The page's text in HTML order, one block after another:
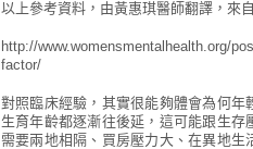
以上參考資料，由黃惠琪醫師翻譯，來
http://www.womensmentalhealth.org/
factor/
對照臨床經驗，其實很能夠體會為何
生育年齡都逐漸往後延，這可能跟生
需要兩地相隔、買房壓力大、在異地